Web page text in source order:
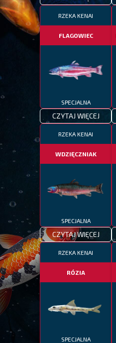
RZEKA KENAI
FLAGOWIEC
SPECJALNA
CZYTAJ WIĘCEJ
RZEKA KENAI
WDZIĘCZNIAK
SPECJALNA
CZYTAJ WIĘCEJ
RZEKA KENAI
RÓZIA
SPECJALNA